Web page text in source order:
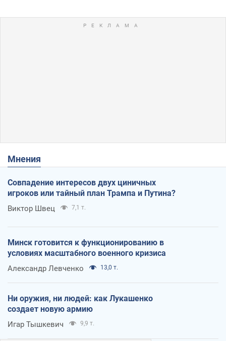
Мнения
Совпадение интересов двух циничных
игроков или тайный план Трампа и Путина?
Виктор Швец 7,1 т.
Минск готовится к функционированию в
условиях масштабного военного кризиса
Александр Левченко 13,0 т.
Ни оружия, ни людей: как Лукашенко
создает новую армию
Игар Тышкевич 9,9 т.